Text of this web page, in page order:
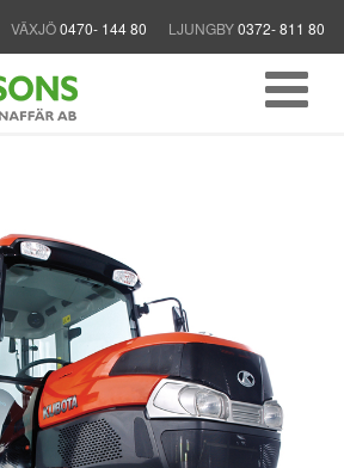
VÄXJÖ0470- 144 80 LJUNGBY0372- 811 80